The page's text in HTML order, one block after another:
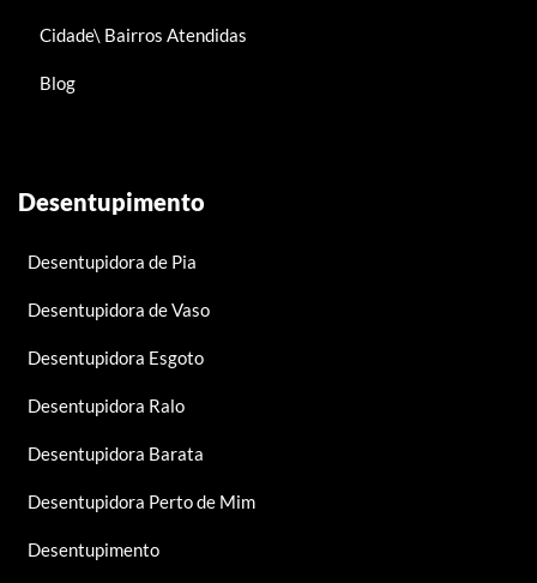
Cidade\ Bairros Atendidas
Blog
Desentupimento
Desentupidora de Pia
Desentupidora de Vaso
Desentupidora Esgoto
Desentupidora Ralo
Desentupidora Barata
Desentupidora Perto de Mim
Desentupimento